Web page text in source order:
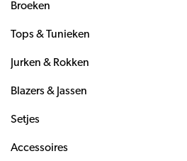
Broeken
Tops & Tunieken
Jurken & Rokken
Blazers & Jassen
Setjes
Accessoires